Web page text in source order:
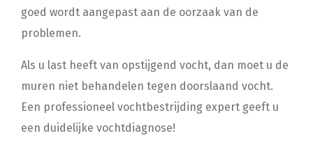
goed wordt aangepast aan de oorzaak van de
problemen.
Als u last heeft van opstijgend vocht, dan moet u de
muren niet behandelen tegen doorslaand vocht.
Een professioneel vochtbestrijding expert geeft u
een duidelijke vochtdiagnose!